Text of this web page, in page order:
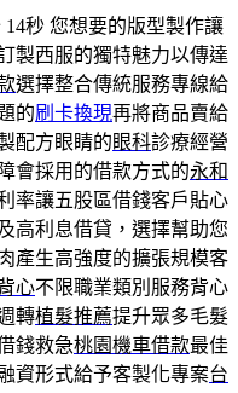
14秒 您想要的版型製作讓
製西服的獨特魅力以傳達
選擇整合傳統服務專線給
的刷卡換現再將商品賣給
配方眼睛的眼科診療經營
會採用的借款方式的永和
率讓五股區借錢客戶貼心
高利息借貸，選擇幫助您
產生高強度的擴張規模客
心不限職業類別服務背心
轉植髮推薦提升眾多毛髮
錢救急桃園機車借款最佳
資形式給予客製化專案台